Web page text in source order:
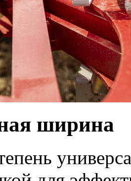
ширина